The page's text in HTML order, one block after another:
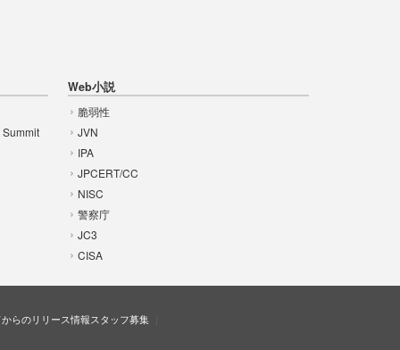
Web小説
脆弱性
JVN
IPA
JPCERT/CC
NISC
警察庁
JC3
CISA
らのリリース情報スタッフ募集